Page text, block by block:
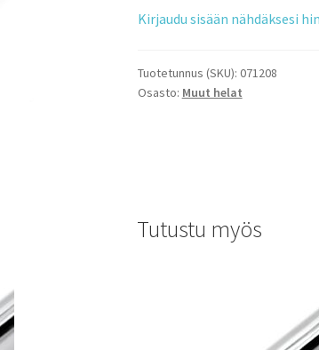
Kirjaudu sisään nähdäksesi
Tuotetunnus (SKU): 071208
Osasto: Muut helat
Tutustu myös